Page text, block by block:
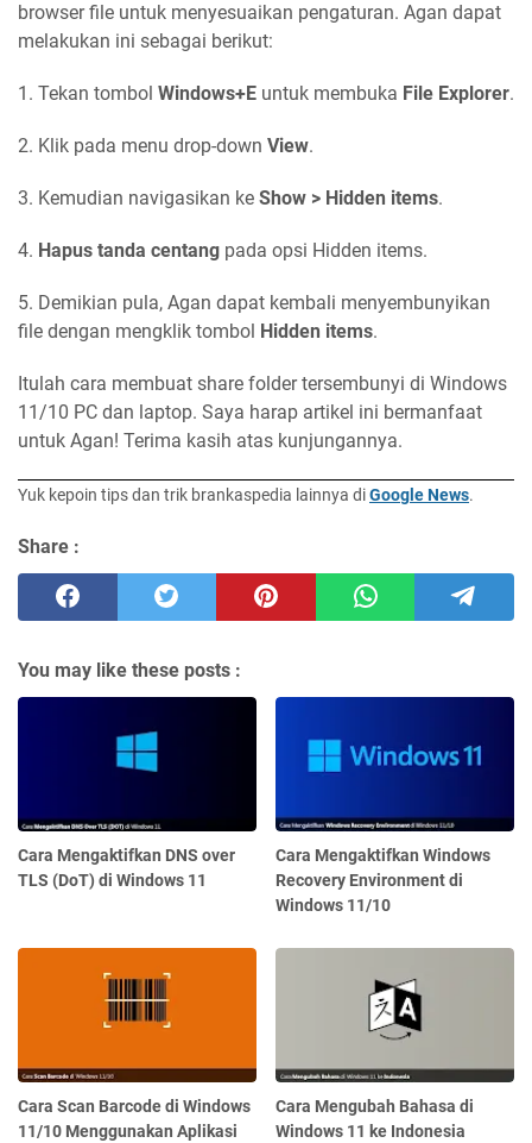
browser file untuk menyesuaikan pengaturan. Agan dapat
melakukan ini sebagai berikut:
1. Tekan tombol Windows+E untuk membuka File Explorer.
2. Klik pada menu drop-down View.
3. Kemudian navigasikan ke Show > Hidden items.
4. Hapus tanda centang pada opsi Hidden items.
5. Demikian pula, Agan dapat kembali menyembunyikan
file dengan mengklik tombol Hidden items.
Itulah cara membuat share folder tersembunyi di Windows
11/10 PC dan laptop. Saya harap artikel ini bermanfaat
untuk Agan! Terima kasih atas kunjungannya.
Yuk kepoin tips dan trik brankaspedia lainnya diGoogle News.
Share :
You may like these posts :
Cara Mengaktifkan DNS over
TLS (DoT) di Windows 11
Cara Mengaktifkan Windows
Recovery Environment di
Windows 11/10
Cara Scan Barcode di Windows
11/10 Menggunakan Aplikasi
Cara Mengubah Bahasa di
Windows 11 ke Indonesia